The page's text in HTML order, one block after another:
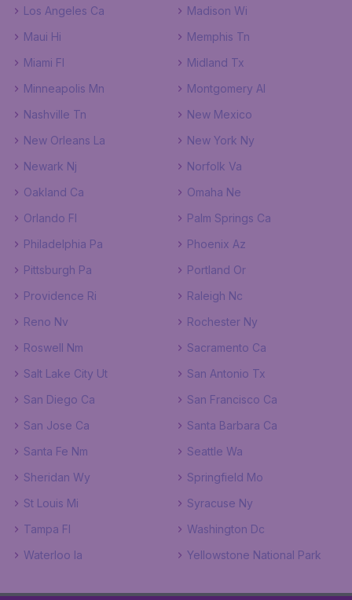
Los Angeles Ca
Madison Wi
Maui Hi
Memphis Tn
Miami Fl
Midland Tx
Minneapolis Mn
Montgomery Al
Nashville Tn
New Mexico
New Orleans La
New York Ny
Newark Nj
Norfolk Va
Oakland Ca
Omaha Ne
Orlando Fl
Palm Springs Ca
Philadelphia Pa
Phoenix Az
Pittsburgh Pa
Portland Or
Providence Ri
Raleigh Nc
Reno Nv
Rochester Ny
Roswell Nm
Sacramento Ca
Salt Lake City Ut
San Antonio Tx
San Diego Ca
San Francisco Ca
San Jose Ca
Santa Barbara Ca
Santa Fe Nm
Seattle Wa
Sheridan Wy
Springfield Mo
St Louis Mi
Syracuse Ny
Tampa Fl
Washington Dc
Waterloo Ia
Yellowstone National Park